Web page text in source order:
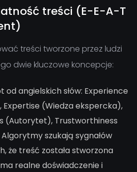
treści (E-E-A-T
treści tworzone przez ludzi
dwie kluczowe koncepcje:
od angielskich słów: Experience
Expertise (Wiedza ekspercka),
(Autorytet), Trustworthiness
szukają sygnałów
że treść została stworzona
realne doświadczenie i